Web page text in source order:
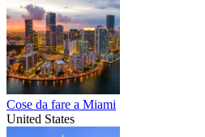
Cose da fare a Miami
United States